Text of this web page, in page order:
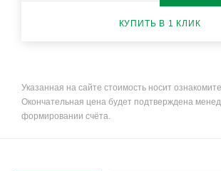
КУПИТЬ В 1 КЛИК
Указанная на сайте стоимость носит
Окончательная цена будет подтверждена
формировании счёта.